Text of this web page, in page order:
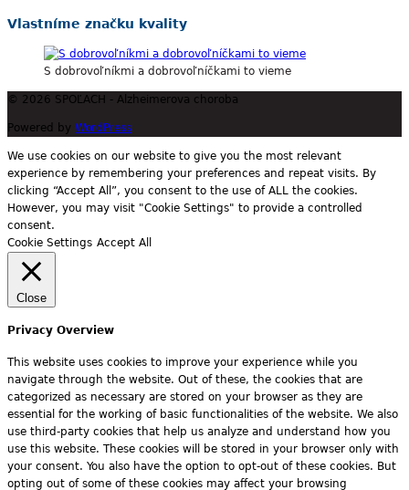
Vlastníme značku kvality
S dobrovoľníkmi a dobrovoľníčkami to vieme
© 2026 SPOĽACH - Alzheimerova choroba
Powered by WordPress
We use cookies on our website to give you the most relevant
experience by remembering your preferences and repeat visits. By
clicking “Accept All”, you consent to the use of ALL the cookies.
However, you may visit "Cookie Settings" to provide a controlled
consent.
Cookie Settings Accept All
Close
Privacy Overview
This website uses cookies to improve your experience while you
navigate through the website. Out of these, the cookies that are
categorized as necessary are stored on your browser as they are
essential for the working of basic functionalities of the website. We also
use third-party cookies that help us analyze and understand how you
use this website. These cookies will be stored in your browser only with
your consent. You also have the option to opt-out of these cookies. But
opting out of some of these cookies may affect your browsing